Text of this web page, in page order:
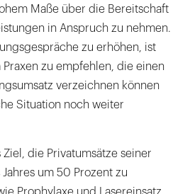
Maße über die Bereitschaft
in Anspruch zu nehmen.
zu erhöhen, ist
zu empfehlen, die einen
verzeichnen können
Situation noch weiter
Ziel, die Privatumsätze seiner
um 50 Prozent zu